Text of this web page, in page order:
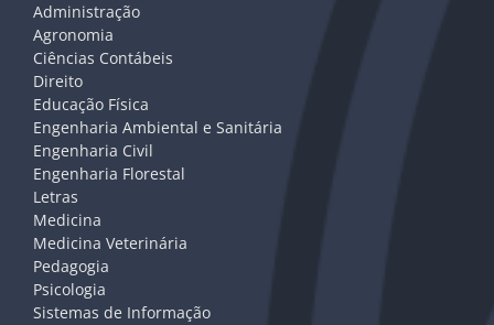
Administração
Agronomia
Ciências Contábeis
Direito
Educação Física
Engenharia Ambiental e Sanitária
Engenharia Civil
Engenharia Florestal
Letras
Medicina
Medicina Veterinária
Pedagogia
Psicologia
Sistemas de Informação